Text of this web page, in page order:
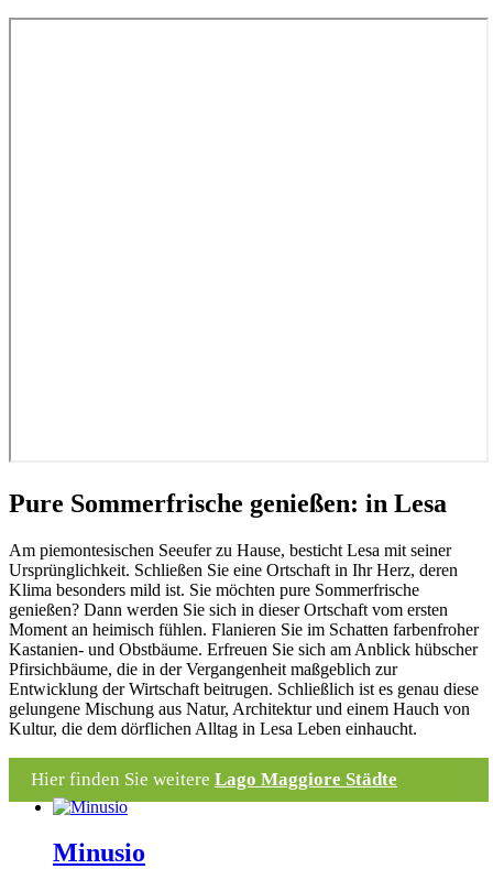
Pure Sommerfrische genießen: in Lesa
Am piemontesischen Seeufer zu Hause, besticht Lesa mit seiner
Ursprünglichkeit. Schließen Sie eine Ortschaft in Ihr Herz, deren
Klima besonders mild ist. Sie möchten pure Sommerfrische
genießen? Dann werden Sie sich in dieser Ortschaft vom ersten
Moment an heimisch fühlen. Flanieren Sie im Schatten farbenfroher
Kastanien- und Obstbäume. Erfreuen Sie sich am Anblick hübscher
Pfirsichbäume, die in der Vergangenheit maßgeblich zur
Entwicklung der Wirtschaft beitrugen. Schließlich ist es genau diese
gelungene Mischung aus Natur, Architektur und einem Hauch von
Kultur, die dem dörflichen Alltag in Lesa Leben einhaucht.
Hier finden Sie weitere Lago Maggiore Städte
Minusio